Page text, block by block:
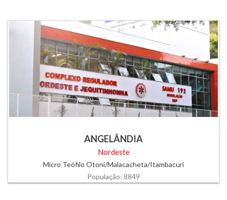
ANGELÂNDIA
Nordeste
Micro Teófilo Otoni/Malacacheta/Itambacuri
População: 8849